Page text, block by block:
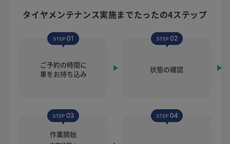
タイヤメンテナンス実施までたったの4ステップ
ご予約の時間に
車をお持ち込み
状態の確認
作業開始